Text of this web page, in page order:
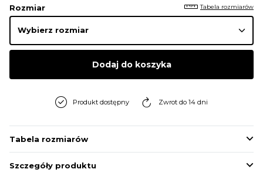
Rozmiar Tabela rozmiarów
Dodaj do koszyka
Produkt dostępny Zwrot do 14 dni
Tabela rozmiarów
Szczegóły produktu